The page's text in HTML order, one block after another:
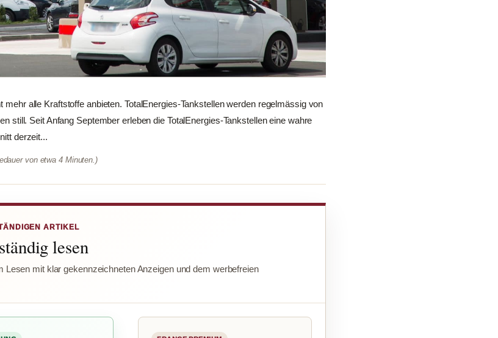
mehr alle Kraftstoffe anbieten. TotalEnergies-Tankstellen werden regelmässig von
still. Seit Anfang September erleben die TotalEnergies-Tankstellen eine wahre
derzeit...
von etwa 4 Minuten.)
ARTIKEL
lesen
mit klar gekennzeichneten Anzeigen und dem werbefreien